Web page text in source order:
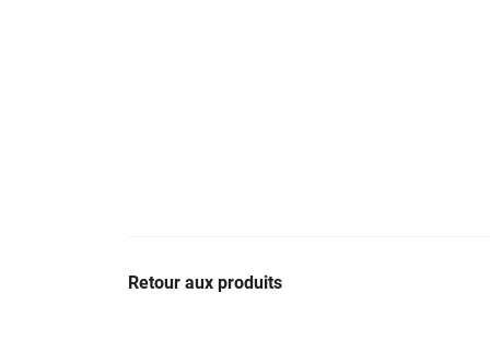
Retour aux produits